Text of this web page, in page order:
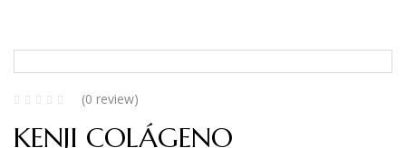
(0 review)
KENJI COLÁGENO